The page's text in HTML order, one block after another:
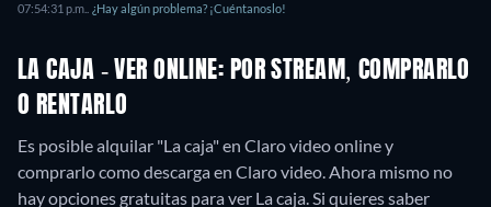
07:54:31 p.m.
¿Hay algún problema? ¡Cuéntanoslo!
LA CAJA - VER ONLINE: POR STREAM, COMPRARLO
O RENTARLO
Es posible alquilar "La caja" en Claro video online y
comprarlo como descarga en Claro video.Ahora mismo no
hay opciones gratuitas para ver La caja. Si quieres saber